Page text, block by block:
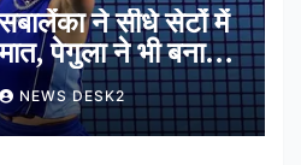
ने सीधे सेटों में
पेगुला ने भी बनाई
NEWS DESK2